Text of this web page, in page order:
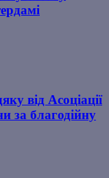
від Асоціації
за благодійну